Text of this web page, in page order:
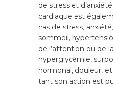
de stress et
cardiaque est
cas de stress,
sommeil,
de l’attention ou de
hyperglycémie,
hormonal, douleur,
tant son action est